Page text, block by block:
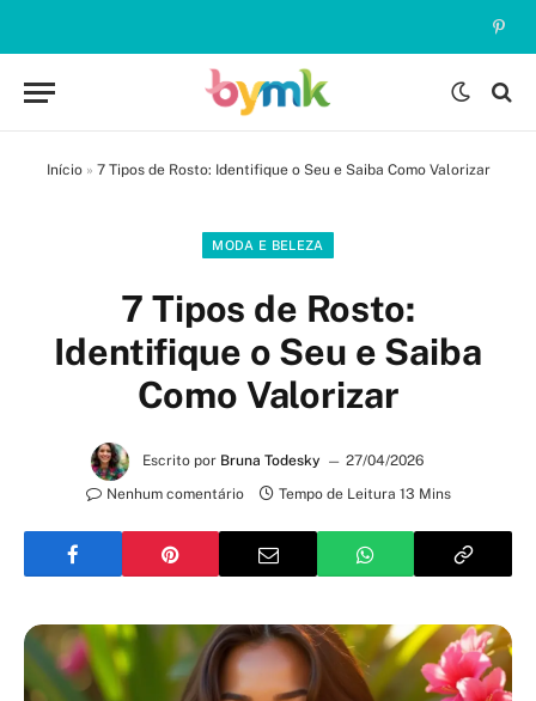
Início» 7 Tipos de Rosto: Identifique o Seu e Saiba Como Valorizar
MODA E BELEZA
7 Tipos de Rosto:
Identifique o Seu e Saiba
Como Valorizar
Escrito por Bruna Todesky
27/04/2026
Nenhum comentário
Tempo de Leitura 13 Mins